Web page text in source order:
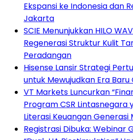
Ekspansi ke Indonesia dan
Jakarta
SCIE Menunjukkan HILO
Regenerasi Struktur Kulit
Peradangan
Hisense Lansir Strategi
untuk Mewujudkan Era
VT Markets Luncurkan
Program CSR Lintasnegara
Literasi Keuangan Generasi
Registrasi Dibuka: Webinar